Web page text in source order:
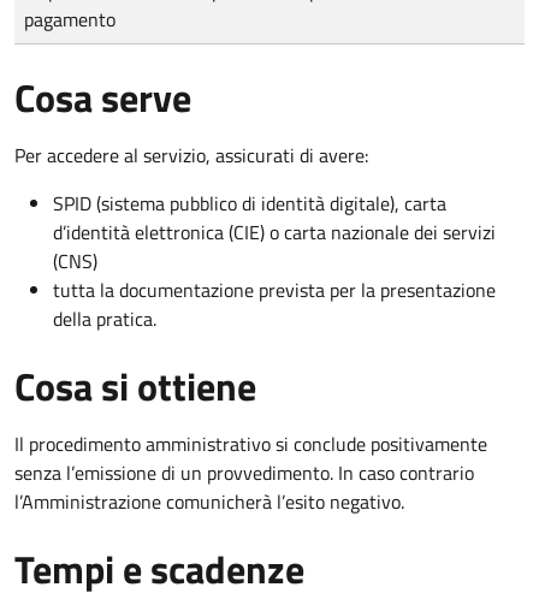
pagamento
Cosa serve
Per accedere al servizio, assicurati di avere:
SPID (sistema pubblico di identità digitale), carta
d’identità elettronica (CIE) o carta nazionale dei servizi
(CNS)
tutta la documentazione prevista per la presentazione
della pratica.
Cosa si ottiene
Il procedimento amministrativo si conclude positivamente
senza l’emissione di un provvedimento. In caso contrario
l’Amministrazione comunicherà l’esito negativo.
Tempi e scadenze